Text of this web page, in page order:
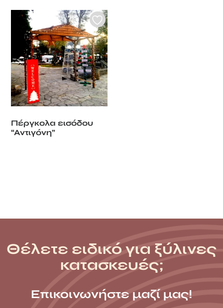
Πέργκολα εισόδου
“Αντιγόνη”
Θέλετε ειδικό για ξύλινες
κατασκευές;
Επικοινωνήστε μαζί μας!